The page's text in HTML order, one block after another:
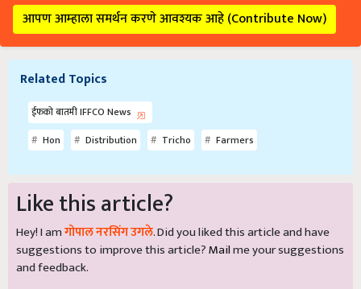
आपण आम्हाला समर्थन करणे आवश्यक आहे (Contribute Now)
Related Topics
ईफको बातमी IFFCO News
Hon
Distribution Tricho Farmers
Like this article?
Hey! I amगोपाल नरसिंग उगले. Did you liked this article and have
suggestions to improve this article?Mailme your suggestions
and feedback.